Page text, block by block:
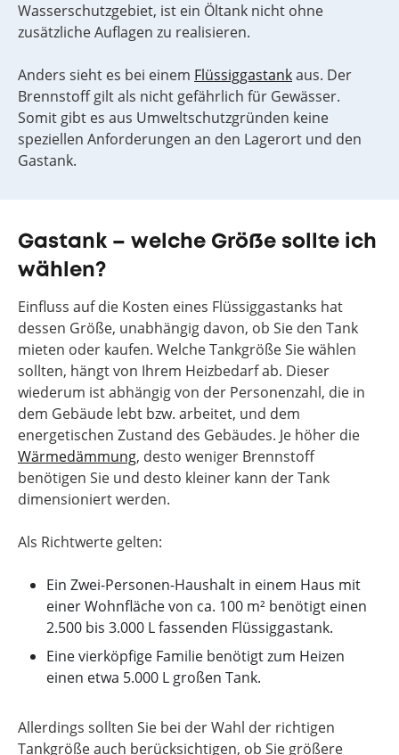
Wasserschutzgebiet, ist ein Öltank nicht ohne
zusätzliche Auflagen zu realisieren.
Anders sieht es bei einem Flüssiggastankaus. Der
Brennstoff gilt als nicht gefährlich für Gewässer.
Somit gibt es aus Umweltschutzgründen keine
speziellen Anforderungen an den Lagerort und den
Gastank.
Gastank – welche Größe sollte ich
wählen?
Einfluss auf die Kosten eines Flüssiggastanks hat
dessen Größe, unabhängig davon, ob Sie den Tank
mieten oder kaufen. Welche Tankgröße Sie wählen
sollten, hängt von Ihrem Heizbedarf ab. Dieser
wiederum ist abhängig von der Personenzahl, die in
dem Gebäude lebt bzw. arbeitet, und dem
energetischen Zustand des Gebäudes. Je höher die
Wärmedämmung, desto weniger Brennstoff
benötigen Sie und desto kleiner kann der Tank
dimensioniert werden.
Als Richtwerte gelten:
Ein Zwei-Personen-Haushalt in einem Haus mit
einer Wohnfläche von ca. 100 m² benötigt einen
2.500 bis 3.000 L fassenden Flüssiggastank.
Eine vierköpfige Familie benötigt zum Heizen
einen etwa 5.000 L großen Tank.
Allerdings sollten Sie bei der Wahl der richtigen
Tankgröße auch berücksichtigen, ob Sie größere